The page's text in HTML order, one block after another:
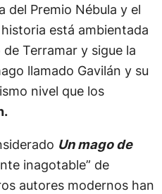
del Premio Nébula y el
está ambientada
Terramar y sigue la
llamado Gavilán y su
nivel que los
Un mago de
inagotable” de
autores modernos han